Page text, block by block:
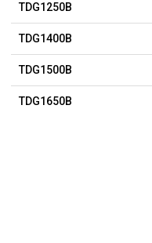
TDG1250B
TDG1400B
TDG1500B
TDG1650B